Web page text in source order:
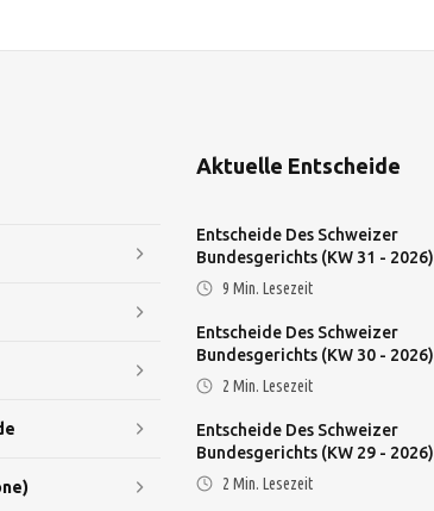
Aktuelle Entscheide
Entscheide Des Schweizer
Bundesgerichts (KW 31 - 2026)
9 Min. Lesezeit
Entscheide Des Schweizer
Bundesgerichts (KW 30 - 2026)
2 Min. Lesezeit
Entscheide Des Schweizer
Bundesgerichts (KW 29 - 2026)
2 Min. Lesezeit